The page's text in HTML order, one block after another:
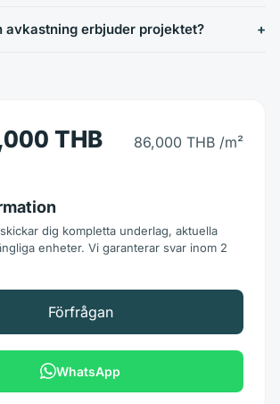
avkastning erbjuder projektet?
THB 86,000 THB /m²
dig kompletta underlag, aktuella
enheter. Vi garanterar svar inom 2
Förfrågan
WhatsApp